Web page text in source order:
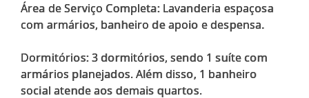
Área de Serviço Completa: Lavanderia espaçosa
com armários, banheiro de apoio e despensa.
Dormitórios: 3 dormitórios, sendo 1 suíte com
armários planejados. Além disso, 1 banheiro
social atende aos demais quartos.